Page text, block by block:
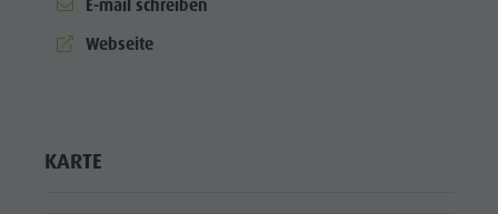
E-mail schreiben
aria.website:
Webseite
KARTE